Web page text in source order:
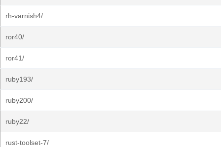
rh-varnish4/
ror40/
ror41/
ruby193/
ruby200/
ruby22/
rust-toolset-7/